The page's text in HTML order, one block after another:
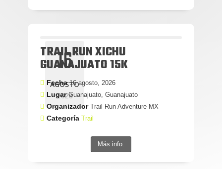
16
AGOSTO
2026
TRAIL RUN XICHU
GUANAJUATO 15K
Fecha16 agosto, 2026
LugarGuanajuato, Guanajuato
Organizador Trail Run Adventure MX
Categoría Trail
Más info.